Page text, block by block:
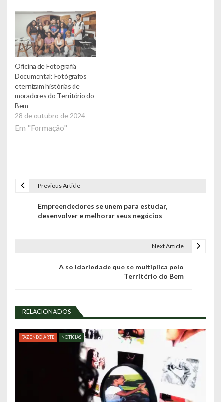
Oficina de Fotografia
Documental: Fotógrafos
eternizam histórias de
moradores do Território do
Bem
28 de outubro de 2024
Em "Formação"
ã
o
Previous Article
Empreendedores se unem para estudar,
desenvolver e melhorar seus negócios
Next Article
A solidariedade que se multiplica pelo
Território do Bem
RELACIONADOS
FAZENDO ARTE NOTÍCIAS